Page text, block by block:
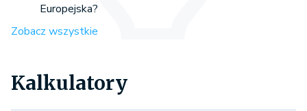
Europejska?
Zobacz wszystkie
Kalkulatory